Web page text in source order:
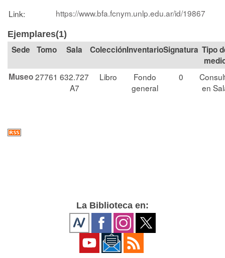
Link: https://www.bfa.fcnym.unlp.edu.ar/id/19867
Ejemplares(1)
Tomo Sala Colección Signatura Tipo
Museo27761 632.727
A7
Libro
Fondo
general
0
en
La Biblioteca en: